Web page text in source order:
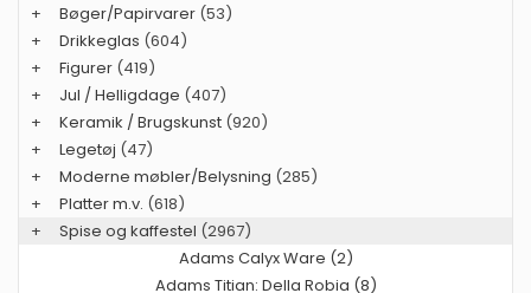
+
Bøger/Papirvarer (53)
+
Drikkeglas (604)
+
Figurer (419)
+
Jul / Helligdage (407)
+
Keramik / Brugskunst (920)
+
Legetøj (47)
+
Moderne møbler/Belysning (285)
+
Platter m.v. (618)
+
Spise og kaffestel (2967)
Adams Calyx Ware (2)
Adams Titian: Della Robia (8)